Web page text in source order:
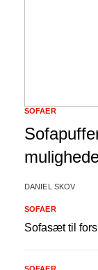
SOFAER
DANIEL SKOV
Sofasæt til
SOFAER